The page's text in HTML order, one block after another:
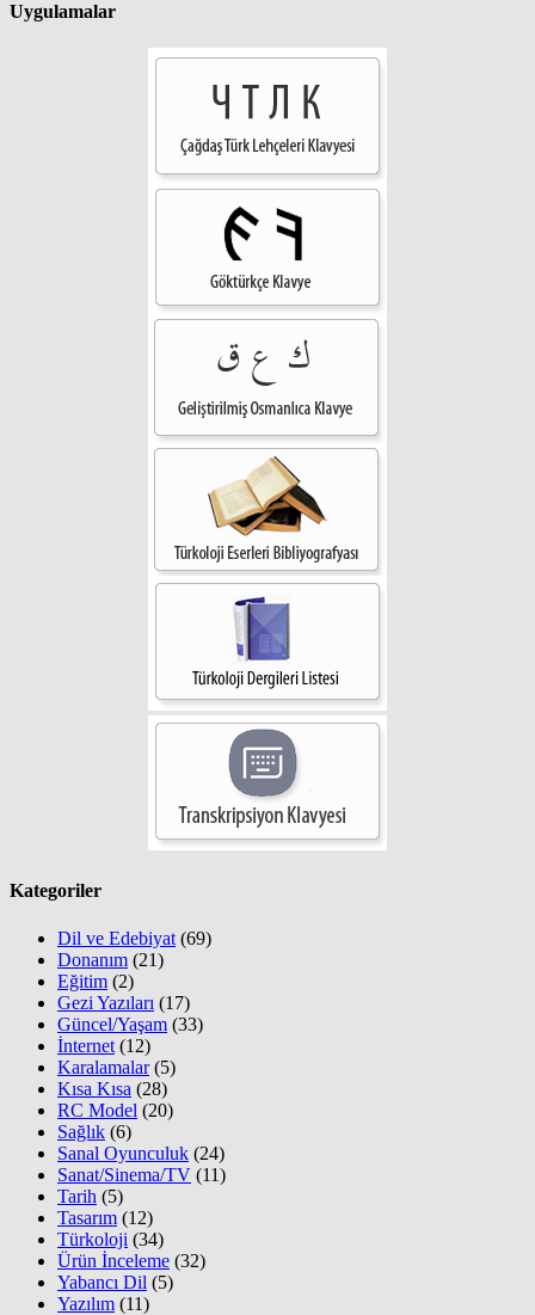
Uygulamalar
Kategoriler
Dil ve Edebiyat (69)
Donanım (21)
Eğitim (2)
Gezi Yazıları (17)
Güncel/Yaşam (33)
İnternet (12)
Karalamalar(5)
Kısa Kısa (28)
RC Model (20)
Sağlık (6)
Sanal Oyunculuk (24)
Sanat/Sinema/TV (11)
Tarih (5)
Tasarım (12)
Türkoloji (34)
Ürün İnceleme (32)
Yabancı Dil (5)
Yazılım (11)